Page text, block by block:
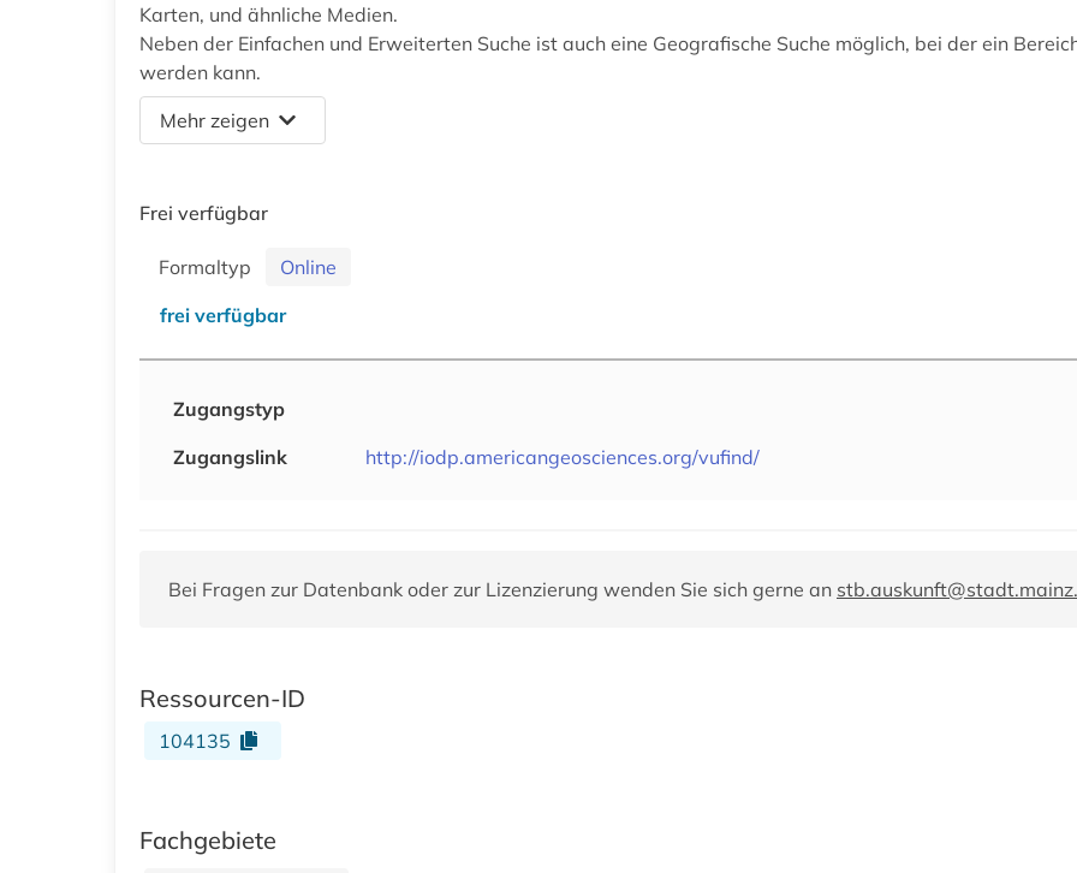
Karten, und ähnliche Medien.
Neben der Einfachen und Erweiterten Suche ist auch eine Geografische Suche möglich, bei der ein
werden kann.
Mehr zeigen
Frei verfügbar
Formaltyp
Online
frei verfügbar
Zugangstyp
Zugangslink
http://iodp.americangeosciences.org/vufind/
Bei Fragen zur Datenbank oder zur Lizenzierung wenden Sie sich gerne an
Ressourcen-ID
104135
Fachgebiete